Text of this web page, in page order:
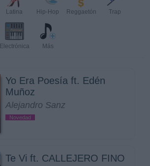
Latina Hip-Hop Reggaetón Trap
Electrónica Más
Yo Era Poesía ft. Edén
Muñoz
Alejandro Sanz
Novedad
Te Vi ft. CALLEJERO FINO